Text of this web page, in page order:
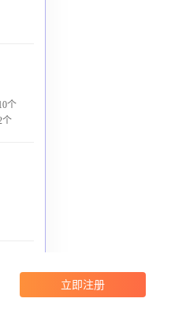
个
个
立即注册